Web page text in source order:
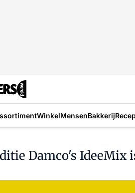
WinkelMensenBakkerij
Damco's IdeeMix